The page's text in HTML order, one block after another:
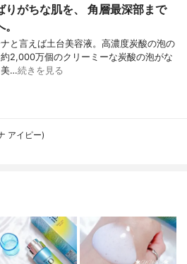
りがちな肌を、 角層最深部まで
と言えば土台美容液。高濃度炭酸の泡の
2,000万個のクリーミーな炭酸の泡がな
美…続きを見る
アイピー)